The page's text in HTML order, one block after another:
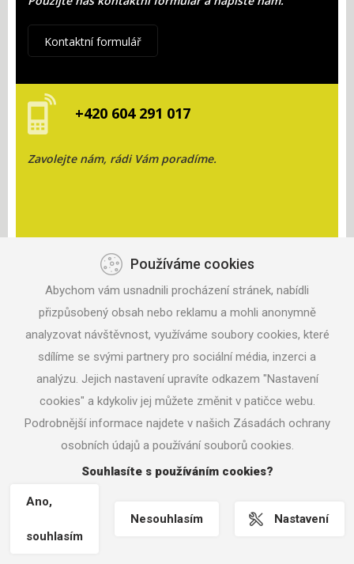
Kontaktní formulář
+420 604 291 017
Zavolejte nám, rádi Vám poradíme.
ANISPORT, S.R.O.
ZAHRADNÍ 330
687 06 VELEHRAD
TEL: +420 604 291 017
MAIL:ANISPORT@SEZNAM.CZ
NASTAVENÍ COOKIES
Používáme cookies
Abychom vám usnadnili procházení stránek, nabídli
přizpůsobený obsah nebo reklamu a mohli anonymně
analyzovat návštěvnost, využíváme soubory cookies, které
sdílíme se svými partnery pro sociální média, inzerci a
analýzu. Jejich nastavení upravíte odkazem "Nastavení
cookies" a kdykoliv jej můžete změnit v patičce webu.
Podrobnější informace najdete v našich Zásadách ochrany
osobních údajů a používání souborů cookies.
Souhlasíte s používáním cookies?
Ano,
souhlasím
Nesouhlasím Nastavení